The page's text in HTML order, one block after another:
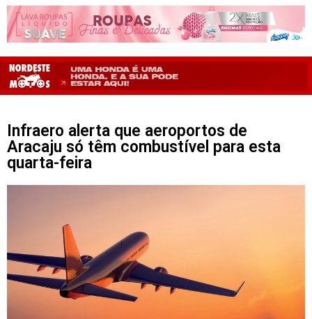
Infraero alerta que aeroportos de
Aracaju só têm combustível para esta
quarta-feira